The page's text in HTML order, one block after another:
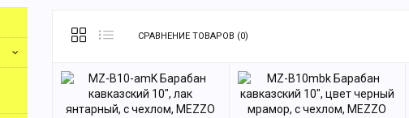
СРАВНЕНИЕ ТОВАРОВ (0)